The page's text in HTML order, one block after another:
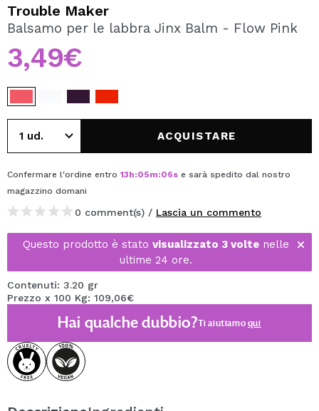
Creando un account su Maquibeauty.it potrai fare i tuoi
acquisti velocemente, controllare lo stato dei tuoi ordini e
consultare le tue operazioni precedenti.
Trouble Maker
Balsamo per le labbra Jinx Balm - Flow Pink
3,49€
ACQUISTARE
Confermare l'ordine entro 13h:05m:06s e sarà spedito dal nostro
magazzino domani
0 comment(s) / Lascia un commento
Questo prodotto è stato visualizzato 3 volte nelle
ultime 24 ore.
Contenuti: 3.20 gr
Prezzo x 100 Kg: 109,06€
Hai qualche dubbio?Ti aiutiamoqui